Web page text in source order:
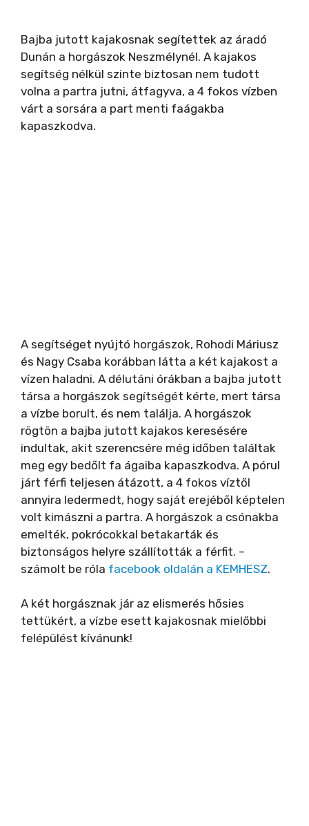
Bajba jutott kajakosnak segítettek az áradó
Dunán a horgászok Neszmélynél. A kajakos
segítség nélkül szinte biztosan nem tudott
volna a partra jutni, átfagyva, a 4 fokos vízben
várt a sorsára a part menti faágakba
kapaszkodva.
A segítséget nyújtó horgászok, Rohodi Máriusz
és Nagy Csaba korábban látta a két kajakost a
vízen haladni. A délutáni órákban a bajba jutott
társa a horgászok segítségét kérte, mert társa
a vízbe borult, és nem találja. A horgászok
rögtön a bajba jutott kajakos keresésére
indultak, akit szerencsére még időben találtak
meg egy bedőlt fa ágaiba kapaszkodva. A pórul
járt férfi teljesen átázott, a 4 fokos víztől
annyira ledermedt, hogy saját erejéből képtelen
volt kimászni a partra. A horgászok a csónakba
emelték, pokrócokkal betakarták és
biztonságos helyre szállították a férfit. –
számolt be róla facebook oldalán a KEMHESZ.
A két horgásznak jár az elismerés hősies
tettükért, a vízbe esett kajakosnak mielőbbi
felépülést kívánunk!